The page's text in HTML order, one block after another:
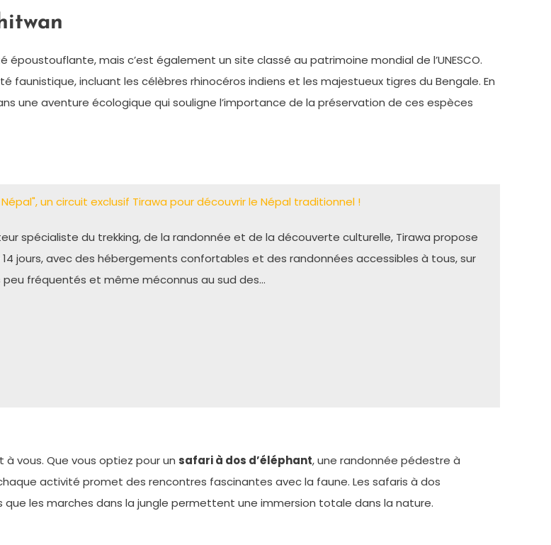
mais c’est également un site classé au patrimoine mondial de l’UNESCO.
faunistique, incluant les célèbres rhinocéros indiens et les majestueux tigres du Bengale. En
une aventure écologique qui souligne l’importance de la préservation de ces espèces
un circuit exclusif Tirawa pour découvrir le Népal traditionnel !
spécialiste du trekking, de la randonnée et de la découverte culturelle, Tirawa propose
jours, avec des hébergements confortables et des randonnées accessibles à tous, sur
peu fréquentés et même méconnus au sud des…
vous. Que vous optiez pour un safari à dos d’éléphant, une randonnée pédestre à
activité promet des rencontres fascinantes avec la faune. Les safaris à dos
les marches dans la jungle permettent une immersion totale dans la nature.